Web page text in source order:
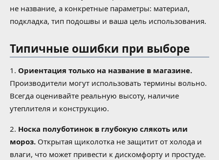
не название, а конкретные параметры: материал,
подкладка, тип подошвы и ваша цель использования.
Типичные ошибки при выборе
1. Ориентация только на название в магазине.
Производители могут использовать термины вольно.
Всегда оценивайте реальную высоту, наличие
утеплителя и конструкцию.
2. Носка полуботинок в глубокую слякоть или
мороз. Открытая щиколотка не защитит от холода и
влаги, что может привести к дискомфорту и простуде.